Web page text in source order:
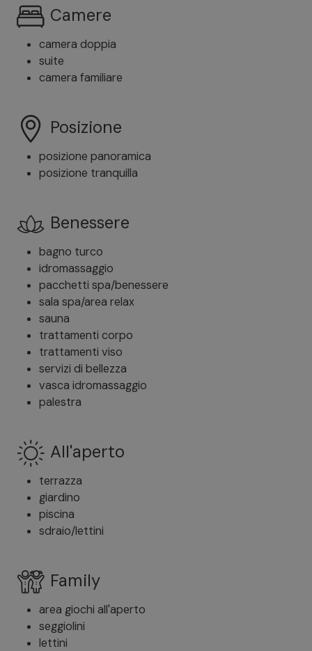
Camere
camera doppia
suite
camera familiare
Posizione
posizione panoramica
posizione tranquilla
Benessere
bagno turco
idromassaggio
pacchetti spa/benessere
sala spa/area relax
sauna
trattamenti corpo
trattamenti viso
servizi di bellezza
vasca idromassaggio
palestra
All'aperto
terrazza
giardino
piscina
sdraio/lettini
Family
area giochi all'aperto
seggiolini
lettini